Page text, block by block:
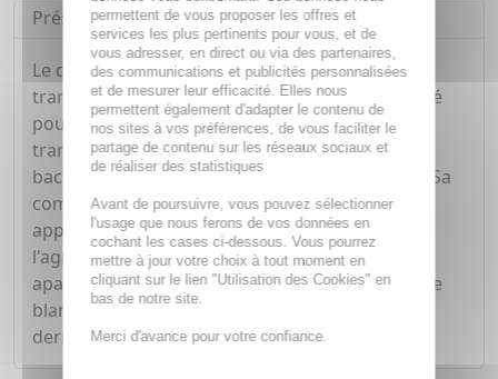
Présentation
Le déodorant atomiseur Biotherm est un anti-
transpirant régulateur de transpiration. Formulé
pour un usage quotidien, il ne bloque pas la
transpiration et prévient la prolifération des
bactéries qui causent les odeurs désagréables. Sa
composition enrichie en extrait de camomille
apporte de la douceur à la peau au lieu de
l'agresser. Sudorégulateur, antibactérien. Doux,
apaisant. Texture poudrée, ne laisse pas de trace
blanche. Sans alcool, testé sous contrôle
dermatologique.
permettent de vous proposer les offres et
services les plus pertinents pour vous, et de
vous adresser, en direct ou via des partenaires,
des communications et publicités personnalisées
et de mesurer leur efficacité. Elles nous
permettent également d'adapter le contenu de
nos sites à vos préférences, de vous faciliter le
partage de contenu sur les réseaux sociaux et
de réaliser des statistiques
Avant de poursuivre, vous pouvez sélectionner
l'usage que nous ferons de vos données en
cochant les cases ci-dessous. Vous pourrez
mettre à jour votre choix à tout moment en
cliquant sur le lien "Utilisation des Cookies" en
bas de notre site.
Merci d'avance pour votre confiance.